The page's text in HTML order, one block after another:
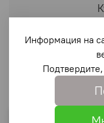
В избранное
Информация на